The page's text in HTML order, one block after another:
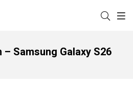
Samsung Galaxy S26